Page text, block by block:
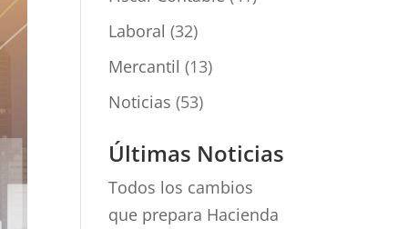
Laboral (32)
Mercantil (13)
Noticias (53)
Últimas Noticias
Todos los cambios
que prepara Hacienda